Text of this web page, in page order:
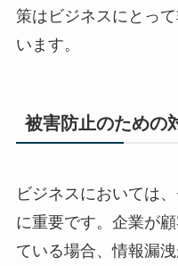
策はビジネスにとっ
います。
被害防止のための
ビジネスにおいては
に重要です。企業が
ている場合、情報漏